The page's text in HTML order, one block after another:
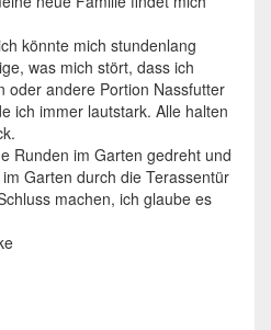
könnte mich stundenlang
was mich stört, dass ich
oder andere Portion Nassfutter
ich immer lautstark. Alle halten
Runden im Garten gedreht und
Garten durch die Terassentür
machen, ich glaube es